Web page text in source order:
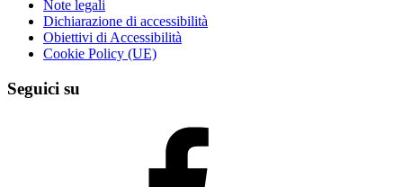
Note legali
Dichiarazione di accessibilità
Obiettivi di Accessibilità
Cookie Policy (UE)
Seguici su